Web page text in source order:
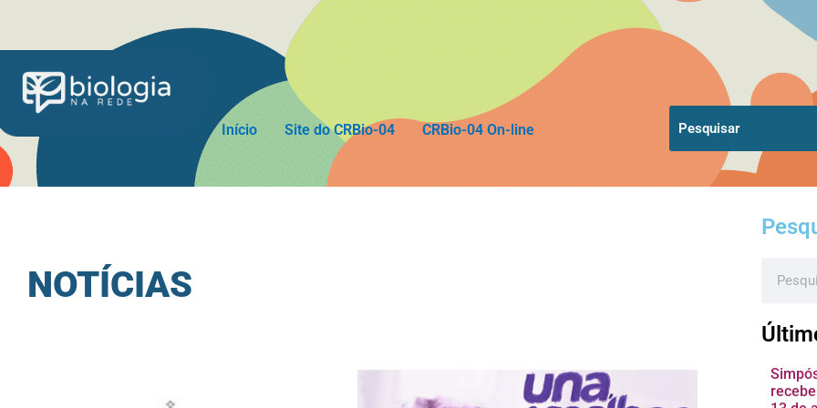
o
conteúdo
Início Site do CRBio-04 CRBio-04 On-line
NOTÍCIAS